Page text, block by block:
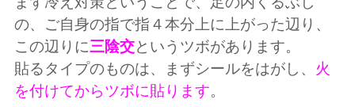
の、ご自身の指で指４本分上に上がった辺り、
この辺りに三陰交というツボがあります。
貼るタイプのものは、まずシールをはがし、
火
を付けてからツボに貼ります。